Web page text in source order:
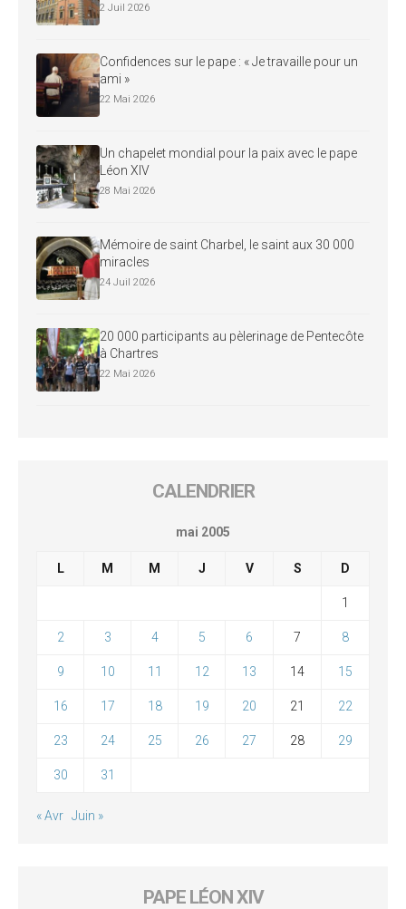
2 Juil 2026
Confidences sur le pape : « Je travaille pour un
ami »
22 Mai 2026
Un chapelet mondial pour la paix avec le pape
Léon XIV
28 Mai 2026
Mémoire de saint Charbel, le saint aux 30 000
miracles
24 Juil 2026
20 000 participants au pèlerinage de Pentecôte
à Chartres
22 Mai 2026
CALENDRIER
mai 2005
L M M J V S D
1
2 3 4 5 6 7 8
9 10 11 12 13 14 15
16 17 18 19 20 21 22
23 24 25 26 27 28 29
30 31
« Avr Juin »
PAPE LÉON XIV